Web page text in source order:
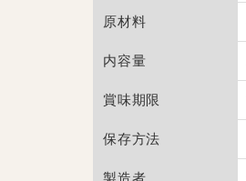
原材料
内容量
賞味期限
保存方法
製造者